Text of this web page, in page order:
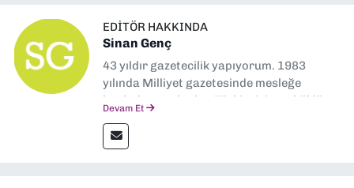
EDITÖR HAKKINDA
Sinan Genç
43 yıldır gazetecilik yapıyorum. 1983
yılında Milliyet gazetesinde mesleğe
başladım. Ardından Türkiye’nin en köklü
muhabir, editör, müdür yardımcısı ve spor
müdürü olarak görev yaptım. Ayrıca Yeni
Devam Et